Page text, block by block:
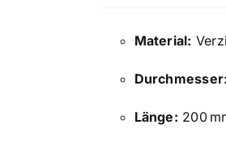
Material:
Durchmesser:
Länge: 200